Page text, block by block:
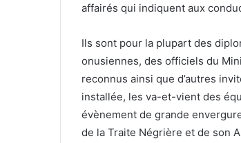
affairés qui indiquent aux
Ils sont pour la plupart des
onusiennes, des officiels du
reconnus ainsi que d’autres
installée, les va-et-vient des
évènement de grande
de la Traite Négrière et de son